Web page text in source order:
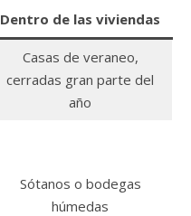
Dentro de las viviendas
Casas de veraneo,
cerradas gran parte del
año
Sótanos o bodegas
húmedas